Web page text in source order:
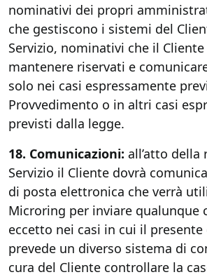
nominativi dei propri
che gestiscono i sistemi del
Servizio, nominativi che il
mantenere riservati e
solo nei casi espressamente
Provvedimento o in altri casi
previsti dalla legge.
18. Comunicazioni: all’atto della
Servizio il Cliente dovrà
di posta elettronica che verrà
Microring per inviare qualunque
eccetto nei casi in cui il
prevede un diverso sistema di
cura del Cliente controllare la